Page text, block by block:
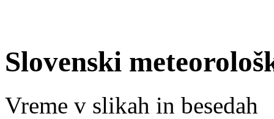
Slovenski
Vreme v slikah in besedah